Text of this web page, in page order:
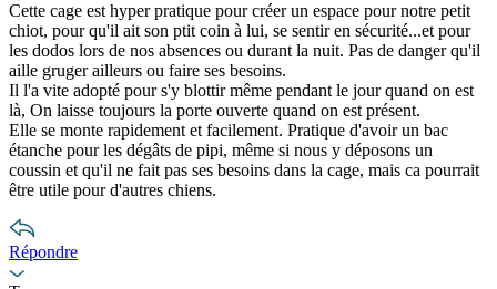
Cette cage est hyper pratique pour créer un espace pour notre petit
chiot, pour qu'il ait son ptit coin à lui, se sentir en sécurité...et pour
les dodos lors de nos absences ou durant la nuit. Pas de danger qu'il
aille gruger ailleurs ou faire ses besoins.
Il l'a vite adopté pour s'y blottir même pendant le jour quand on est
là, On laisse toujours la porte ouverte quand on est présent.
Elle se monte rapidement et facilement. Pratique d'avoir un bac
étanche pour les dégâts de pipi, même si nous y déposons un
coussin et qu'il ne fait pas ses besoins dans la cage, mais ca pourrait
être utile pour d'autres chiens.
Répondre